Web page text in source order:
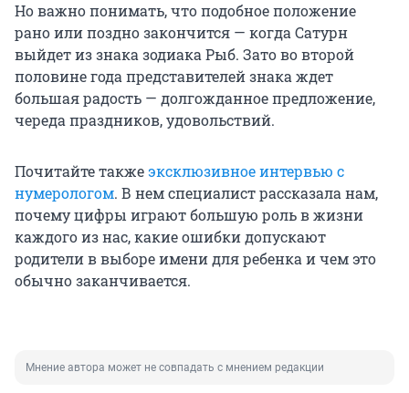
Но важно понимать, что подобное положение
рано или поздно закончится — когда Сатурн
выйдет из знака зодиака Рыб. Зато во второй
половине года представителей знака ждет
большая радость — долгожданное предложение,
череда праздников, удовольствий.
Почитайте такжеэксклюзивное интервью с
нумерологом. В нем специалист рассказала нам,
почему цифры играют большую роль в жизни
каждого из нас, какие ошибки допускают
родители в выборе имени для ребенка и чем это
обычно заканчивается.
Мнение автора может не совпадать с мнением редакции